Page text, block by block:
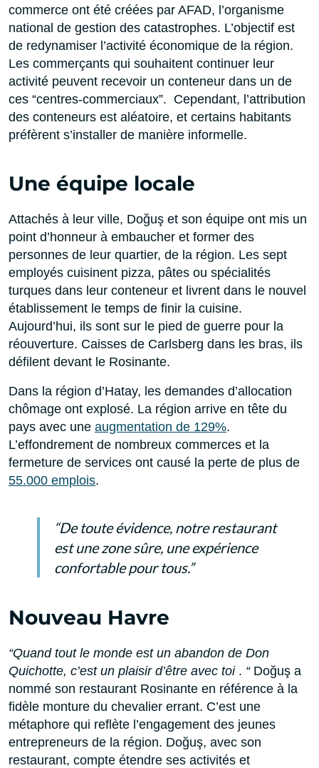
commerce ont été créées par AFAD, l’organisme
national de gestion des catastrophes. L’objectif est
de redynamiser l’activité économique de la région.
Les commerçants qui souhaitent continuer leur
activité peuvent recevoir un conteneur dans un de
ces “centres-commerciaux”. Cependant, l’attribution
des conteneurs est aléatoire, et certains habitants
préfèrent s’installer de manière informelle.
Une équipe locale
Attachés à leur ville, Doğuş et son équipe ont mis un
point d’honneur à embaucher et former des
personnes de leur quartier, de la région. Les sept
employés cuisinent pizza, pâtes ou spécialités
turques dans leur conteneur et livrent dans le nouvel
établissement le temps de finir la cuisine.
Aujourd’hui, ils sont sur le pied de guerre pour la
réouverture. Caisses de Carlsberg dans les bras, ils
défilent devant le Rosinante.
Dans la région d’Hatay, les demandes d’allocation
chômage ont explosé. La région arrive en tête du
pays avec une augmentation de 129%.
L’effondrement de nombreux commerces et la
fermeture de services ont causé la perte de plus de
55.000 emplois.
“De toute évidence, notre restaurant
est une zone sûre, une expérience
confortable pour tous.”
Nouveau Havre
“Quand tout le monde est un abandon de Don
Quichotte, c’est un plaisir d’être avec toi. “Doğuş a
nommé son restaurant Rosinante en référence à la
fidèle monture du chevalier errant. C’est une
métaphore qui reflète l’engagement des jeunes
entrepreneurs de la région. Doğuş, avec son
restaurant, compte étendre ses activités et